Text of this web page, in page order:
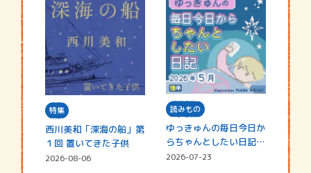
特集
西川美和「深海の船」第
１回 置いてきた子供
2026-08-06
読みもの
ゆっきゅんの毎日今日か
らちゃんとしたい日記
☆202…
2026-07-23